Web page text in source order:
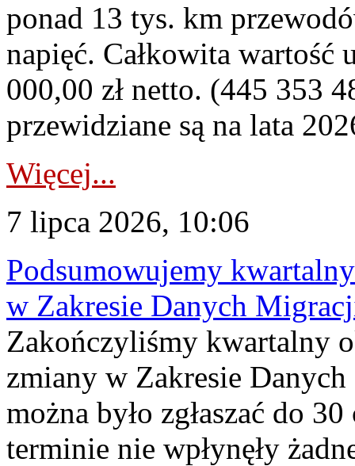
ponad 13 tys. km
napięć. Całkowita
000,00 zł netto. (445 353
przewidziane są na lata
Więcej...
7 lipca 2026, 10:06
Podsumowujemy
w Zakresie Danych
Zakończyliśmy kwartalny
zmiany w Zakresie
można było zgłaszać do
terminie nie wpłynęły